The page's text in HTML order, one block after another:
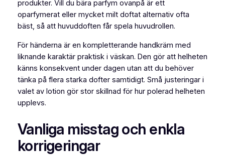
produkter. Vill du bära parfym ovanpå är ett
oparfymerat eller mycket milt doftat alternativ ofta
bäst, så att huvuddoften får spela huvudrollen.
För händerna är en kompletterande handkräm med
liknande karaktär praktisk i väskan. Den gör att helheten
känns konsekvent under dagen utan att du behöver
tänka på flera starka dofter samtidigt. Små justeringar i
valet av lotion gör stor skillnad för hur polerad helheten
upplevs.
Vanliga misstag och enkla
korrigeringar